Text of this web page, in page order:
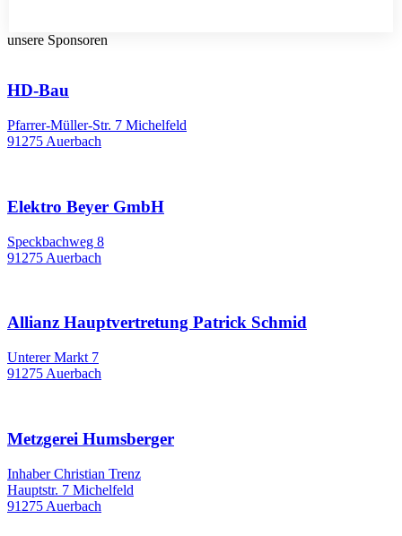
unsere Sponsoren
HD-Bau
Pfarrer-Müller-Str. 7 Michelfeld
91275 Auerbach
Elektro Beyer GmbH
Speckbachweg 8
91275 Auerbach
Allianz Hauptvertretung Patrick Schmid
Unterer Markt 7
91275 Auerbach
Metzgerei Humsberger
Inhaber Christian Trenz
Hauptstr. 7 Michelfeld
91275 Auerbach